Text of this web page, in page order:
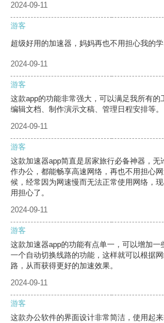
2024-09-11
游客
超级好用的加速器，妈妈再也不用担心我的学
2024-09-11
游客
这款app的功能非常强大，可以满足我所有
编辑文档、制作演示文稿、管理日程安排等。
2024-09-11
游客
这款加速器app简直是居家旅行必备神器，
作办公，都能畅享高速网络，再也不用担心
候，经常因为网速慢而无法正常使用网络，
用担心了。
2024-09-11
游客
这款加速器app的功能有点单一，可以增加一
一个自动切换线路的功能，这样就可以根据
路，从而获得更好的加速效果。
2024-09-11
游客
这款办公软件的界面设计非常简洁，使用起